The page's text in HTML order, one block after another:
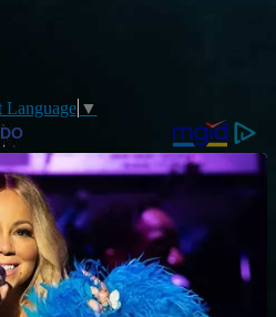
Language ▼